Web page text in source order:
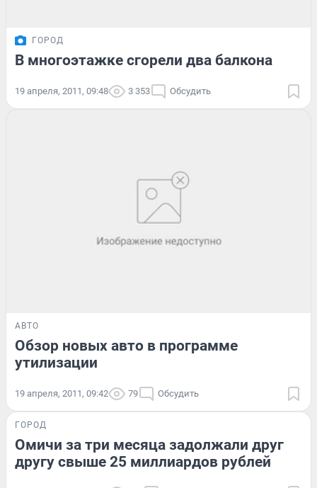
ГОРОД
В многоэтажке сгорели два балкона
19 апреля, 2011, 09:48 3 353 Обсудить
АВТО
Обзор новых авто в программе
утилизации
19 апреля, 2011, 09:42 79 Обсудить
ГОРОД
Омичи за три месяца задолжали друг
другу свыше 25 миллиардов рублей